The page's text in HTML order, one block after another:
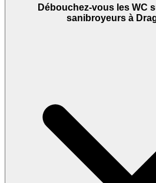
Débouchez-vous les WC
sanibroyeurs à